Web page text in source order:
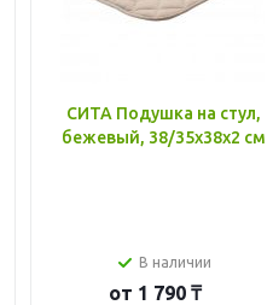
СИТА Подушка на стул,
бежевый, 38/35x38x2 см
В наличии
от 1 790 ₸